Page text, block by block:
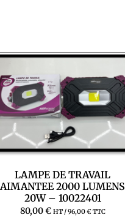
LAMPE DE TRAVAIL
AIMANTEE 2000 LUMENS
20W – 10022401
80,00€ HT /96,00€TTC